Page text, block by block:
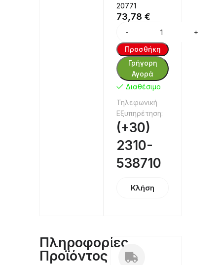
20771
73,78€
Προσθήκη
Γρήγορη
Αγορά
Διαθέσιμο
Τηλεφωνική
Εξυπηρέτηση:
(+30)
2310-
538710
Κλήση
Πληροφορίες
Προϊόντος